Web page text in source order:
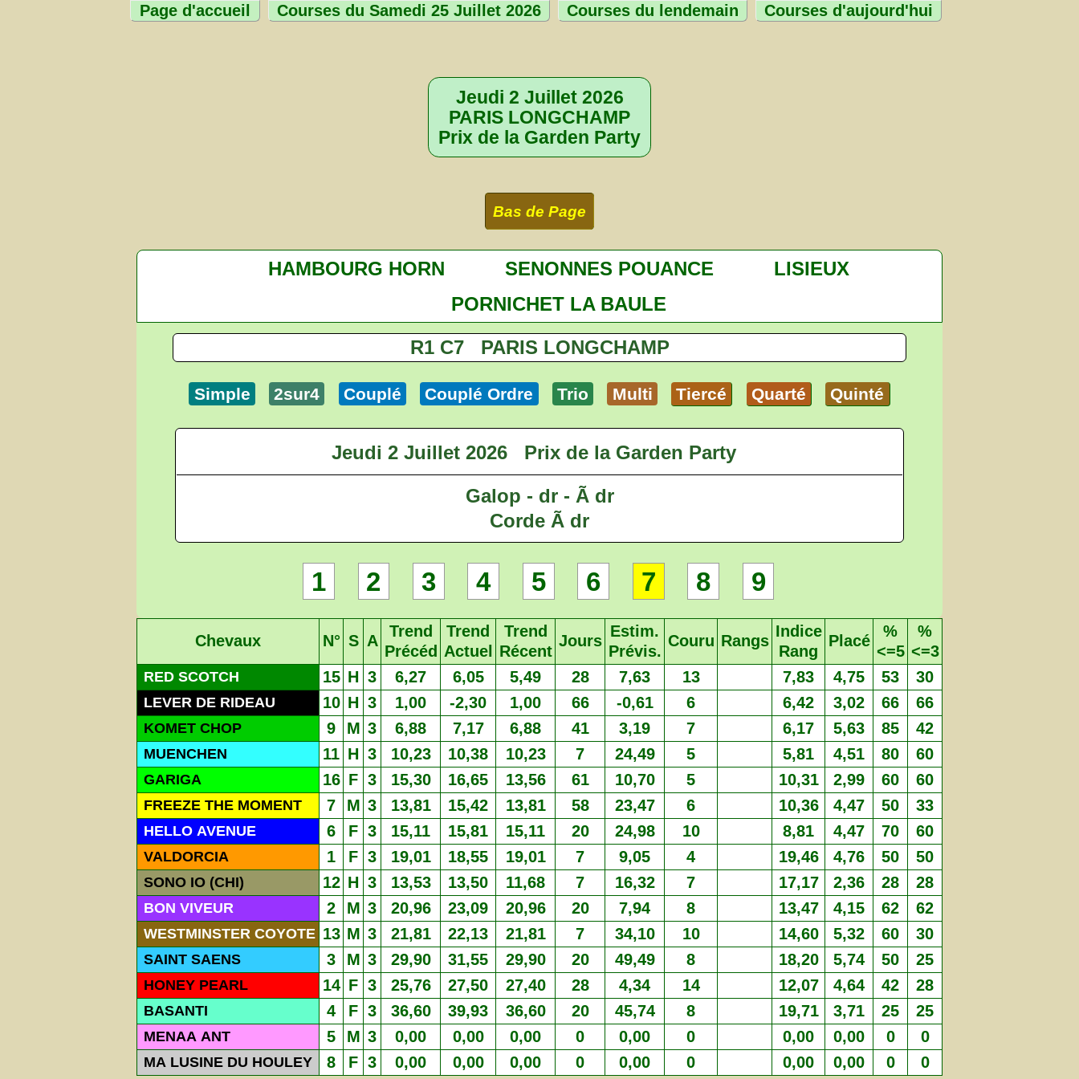
Page d'accueil Courses du Samedi 25 Juillet 2026 Courses du lendemain Courses d'aujourd'hui
Jeudi 2 Juillet 2026
PARIS LONGCHAMP
Prix de la Garden Party
Bas de Page
HAMBOURG HORN SENONNES POUANCE
LISIEUX
PORNICHET LA BAULE
R1 C7 PARIS LONGCHAMP
Simple 2sur4 Couplé Couplé Ordre Trio Multi Tiercé Quarté Quinté
Jeudi 2 Juillet 2026
Prix de la Garden Party
Galop - dr - Ã dr
Corde Ã dr
1 2 3 4 5 6 7 8 9
Chevaux N° S A
Trend
Précéd
Trend
Actuel
Trend
Récent
Jours
Estim.
Prévis.
Couru Rangs
Indice
Rang
Placé
%
<=5
%
<=3
RED SCOTCH 15 H 3 6,27 6,05 5,49 28 7,63 13 7,83 4,75 53 30
LEVER DE RIDEAU 10 H 3 1,00 -2,30 1,00 66 -0,61 6 6,42 3,02 66 66
KOMET CHOP 9 M 3 6,88 7,17 6,88 41 3,19 7 6,17 5,63 85 42
MUENCHEN 11 H 3 10,23 10,38 10,23 7 24,49 5 5,81 4,51 80 60
GARIGA 16 F 3 15,30 16,65 13,56 61 10,70 5 10,31 2,99 60 60
FREEZE THE MOMENT 7 M 3 13,81 15,42 13,81 58 23,47 6 10,36 4,47 50 33
HELLO AVENUE 6 F 3 15,11 15,81 15,11 20 24,98 10 8,81 4,47 70 60
VALDORCIA 1 F 3 19,01 18,55 19,01 7 9,05 4 19,46 4,76 50 50
SONO IO (CHI) 12 H 3 13,53 13,50 11,68 7 16,32 7 17,17 2,36 28 28
BON VIVEUR 2 M 3 20,96 23,09 20,96 20 7,94 8 13,47 4,15 62 62
WESTMINSTER COYOTE 13 M 3 21,81 22,13 21,81 7 34,10 10 14,60 5,32 60 30
SAINT SAENS 3 M 3 29,90 31,55 29,90 20 49,49 8 18,20 5,74 50 25
HONEY PEARL 14 F 3 25,76 27,50 27,40 28 4,34 14 12,07 4,64 42 28
BASANTI 4 F 3 36,60 39,93 36,60 20 45,74 8 19,71 3,71 25 25
MENAA ANT 5 M 3 0,00 0,00 0,00 0 0,00 0 0,00 0,00 0 0
MA LUSINE DU HOULEY 8 F 3 0,00 0,00 0,00 0 0,00 0 0,00 0,00 0 0